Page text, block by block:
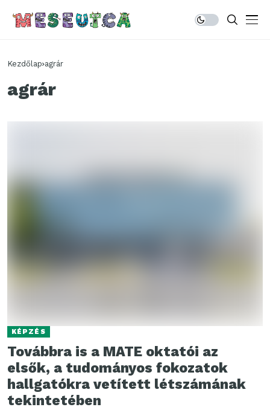
Kezdőlap agrár
agrár
KÉPZÉS
Továbbra is a MATE oktatói az
elsők, a tudományos fokozatok
hallgatókra vetített létszámának
tekintetében